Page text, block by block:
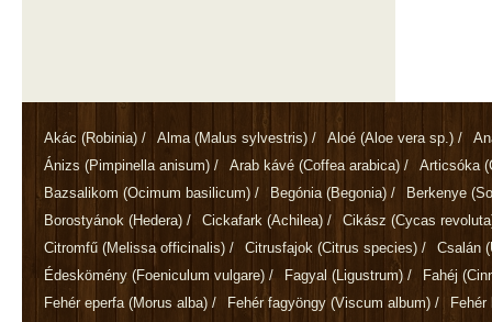
Akác (Robinia) / Alma (Malus sylvestris) / Aloé (Aloe vera sp.) /
Ánizs (Pimpinella anisum) / Arab kávé (Coffea arabica) / Articsóka
Bazsalikom (Ocimum basilicum) / Begónia (Begonia) / Berkenye
Borostyánok (Hedera) / Cickafark (Achilea) / Cikász (Cycas
Citromfű (Melissa officinalis) / Citrusfajok (Citrus species) / Csalán
Édeskömény (Foeniculum vulgare) / Fagyal (Ligustrum) / Fahéj
Fehér eperfa (Morus alba) / Fehér fagyöngy (Viscum album) /